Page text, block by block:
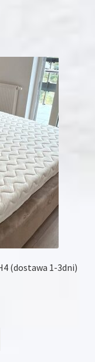
(dostawa 1-3dni)